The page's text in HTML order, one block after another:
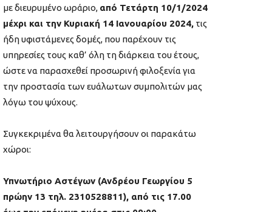
με διευρυμένο ωράριο, από Τετάρτη 10/1/2024
μέχρι και την Κυριακή 14 Ιανουαρίου 2024, τις
ήδη υφιστάμενες δομές, που παρέχουν τις
υπηρεσίες τους καθ’ όλη τη διάρκεια του έτους,
ώστε να παρασχεθεί προσωρινή φιλοξενία για
την προστασία των ευάλωτων συμπολιτών μας
λόγω του ψύχους.
Συγκεκριμένα θα λειτουργήσουν οι παρακάτω
χώροι:
Υπνωτήριο Αστέγων (Ανδρέου Γεωργίου 5
πρώην 13 τηλ. 2310528811), από τις 17.00